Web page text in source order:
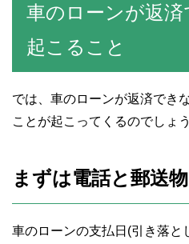
車のローンが返
起こること
では、車のローンが返済でき
ことが起こってくるのでしょ
まずは電話と郵送
車のローンの支払日(引き落と